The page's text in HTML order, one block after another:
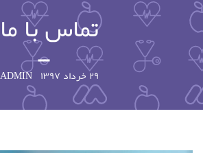
تماس با ما
۲۹ خرداد ۱۳۹۷ ADMIN